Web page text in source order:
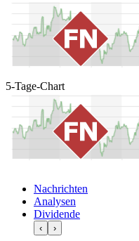
5-Tage-Chart
Nachrichten
Analysen
Dividende
‹ ›